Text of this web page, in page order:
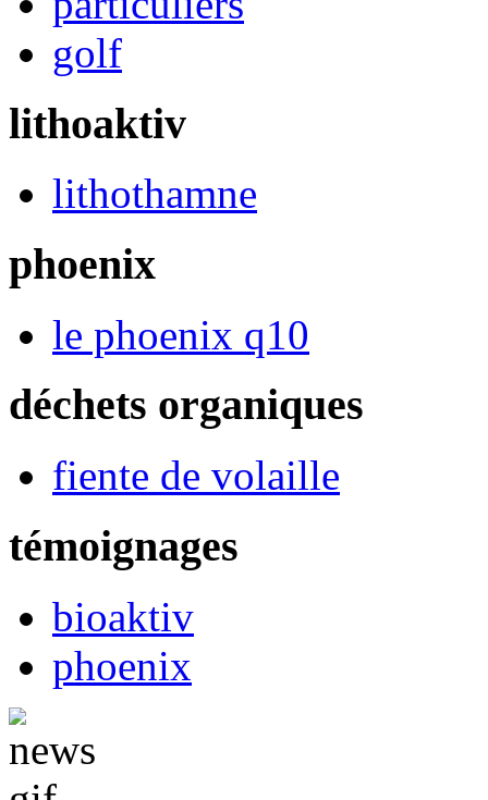
golf
lithoaktiv
lithothamne
phoenix
le phoenix q10
déchets organiques
fiente de volaille
témoignages
bioaktiv
phoenix